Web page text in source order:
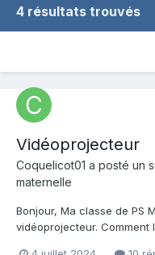
4 résultats trouvés
Vidéoprojecteur
Coquelicot01 a posté un
maternelle
Bonjour, Ma classe de PS
vidéoprojecteur.